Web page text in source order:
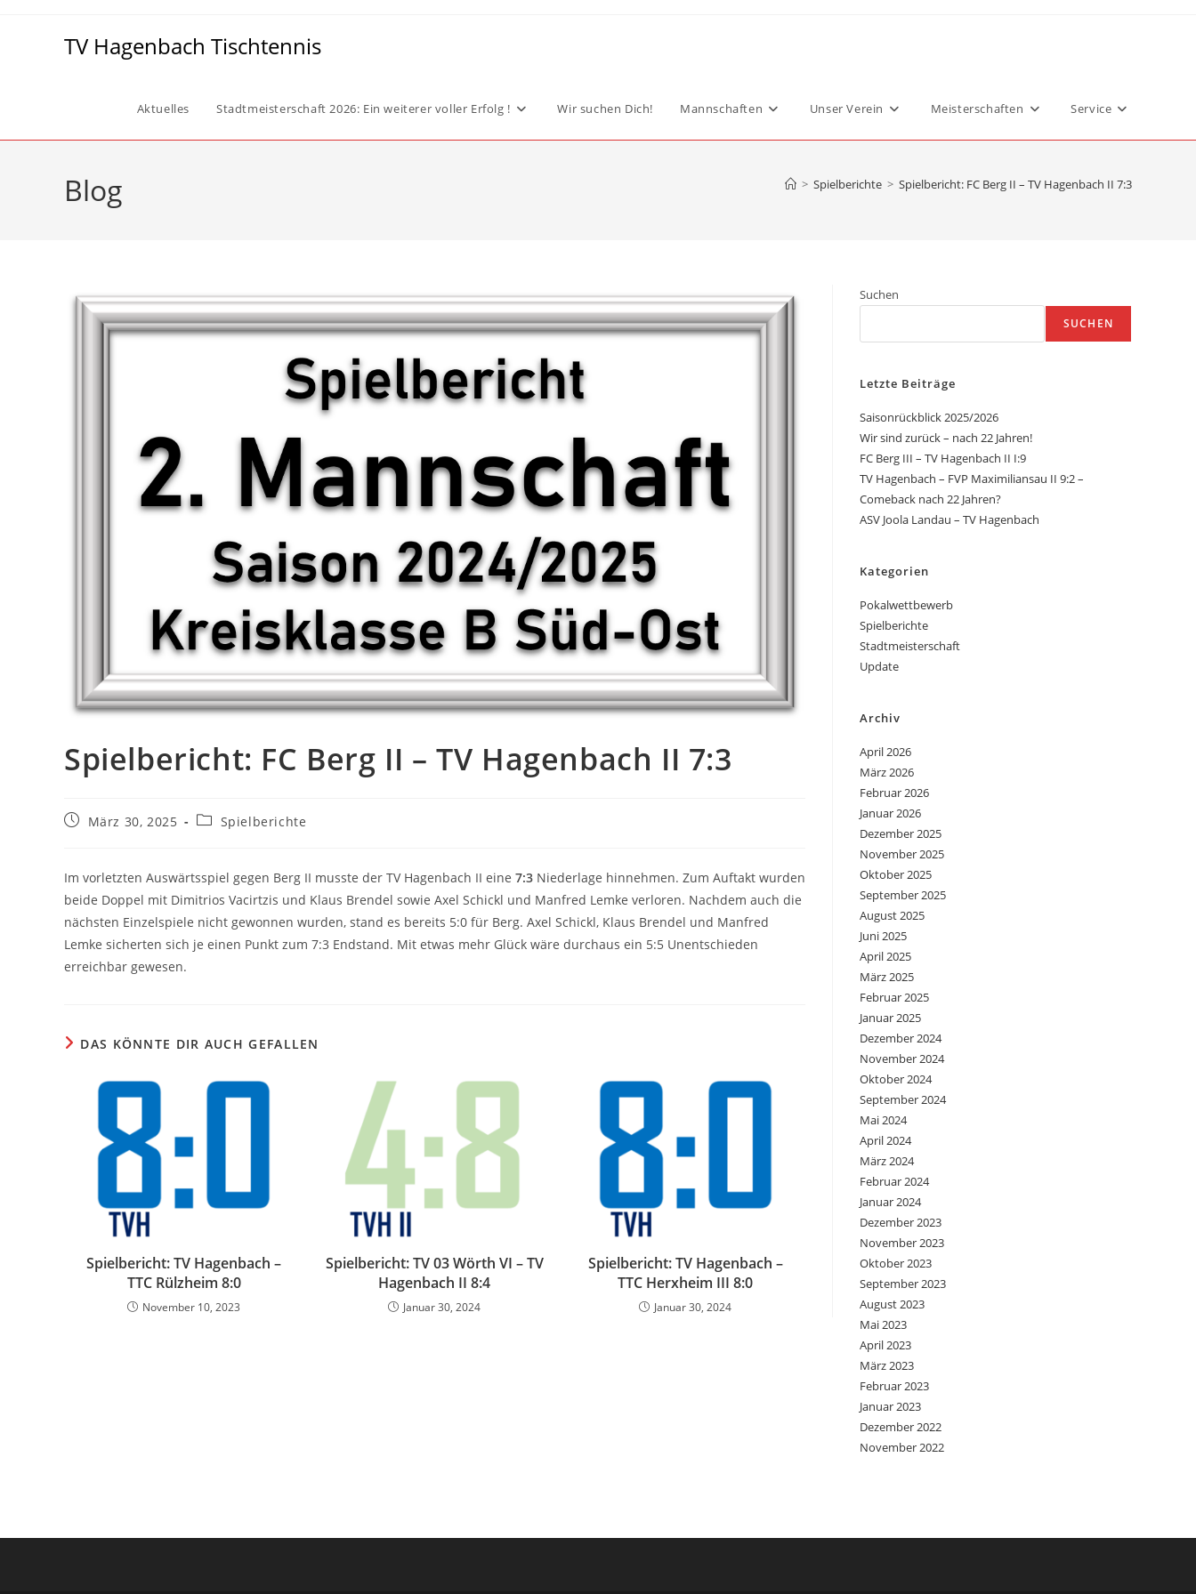
TV Hagenbach Tischtennis
Aktuelles Stadtmeisterschaft 2026: Ein weiterer voller Erfolg ! Wir suchen Dich! Mannschaften Unser Verein Meisterschaften Service
Blog > Spielberichte > Spielbericht: FC Berg II – TV Hagenbach II 7:3
Spielbericht: FC Berg II – TV Hagenbach II 7:3
BeitragMärz 30, 2025
Beitrags-
Spielberichte
Im vorletzten Auswärtsspiel gegen Berg II musste der TV Hagenbach II eine 7:3 Niederlage hinnehmen. Zum Auftakt wurden
beide Doppel mit Dimitrios Vacirtzis und Klaus Brendel sowie Axel Schickl und Manfred Lemke verloren. Nachdem auch die
nächsten Einzelspiele nicht gewonnen wurden, stand es bereits 5:0 für Berg. Axel Schickl, Klaus Brendel und Manfred
Lemke sicherten sich je einen Punkt zum 7:3 Endstand. Mit etwas mehr Glück wäre durchaus ein 5:5 Unentschieden
erreichbar gewesen.
DAS KÖNNTE DIR AUCH GEFALLEN
Spielbericht: TV Hagenbach –
TTC Rülzheim 8:0
November 10, 2023
Spielbericht: TV 03 Wörth VI – TV
Hagenbach II 8:4
Januar 30, 2024
Spielbericht: TV Hagenbach –
TTC Herxheim III 8:0
Januar 30, 2024
Suchen
SUCHEN
Letzte Beiträge
Saisonrückblick 2025/2026
Wir sind zurück – nach 22 Jahren!
FC Berg III – TV Hagenbach II I:9
TV Hagenbach – FVP Maximiliansau II 9:2 –
Comeback nach 22 Jahren?
ASV Joola Landau – TV Hagenbach
Kategorien
Pokalwettbewerb
Spielberichte
Stadtmeisterschaft
Update
Archiv
April 2026
März 2026
Februar 2026
Januar 2026
Dezember 2025
November 2025
Oktober 2025
September 2025
August 2025
Juni 2025
April 2025
März 2025
Februar 2025
Januar 2025
Dezember 2024
November 2024
Oktober 2024
September 2024
Mai 2024
April 2024
März 2024
Februar 2024
Januar 2024
Dezember 2023
November 2023
Oktober 2023
September 2023
August 2023
Mai 2023
April 2023
März 2023
Februar 2023
Januar 2023
Dezember 2022
November 2022